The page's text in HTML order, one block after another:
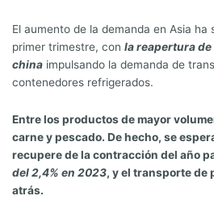
El aumento de la demanda en Asia
primer trimestre, con la reapertura de
china impulsando la demanda de
contenedores refrigerados.
Entre los productos de mayor
carne y pescado. De hecho, se
recupere de la contracción del año
del 2,4% en 2023, y el transporte de
atrás.